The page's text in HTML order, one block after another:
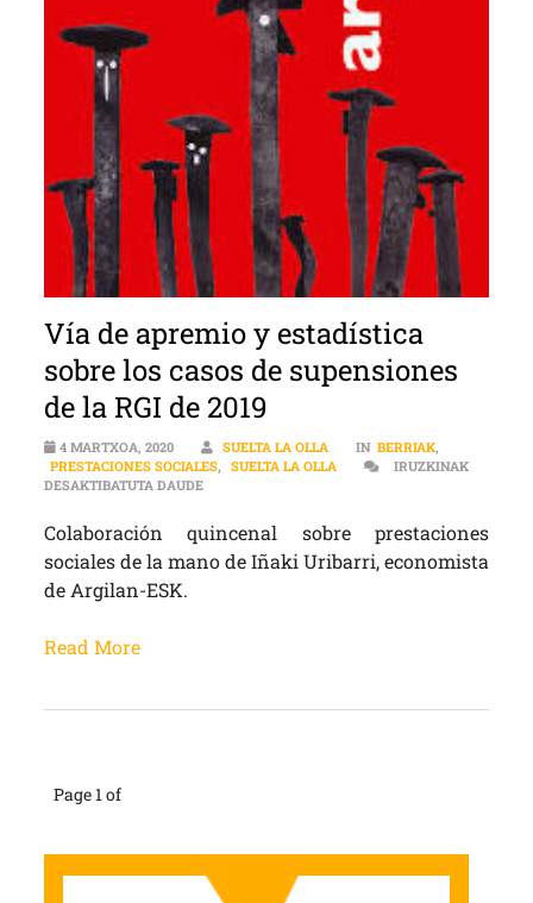
Vía de apremio y estadística
sobre los casos de supensiones
de la RGI de 2019
4 MARTXOA, 2020 SUELTA LA OLLA IN BERRIAK,
PRESTACIONES SOCIALES, SUELTA LA OLLA
IRUZKINAK
DESAKTIBATUTA DAUDEVÍA DE APREMIO Y ESTADÍSTICA SOBRE LOS
Colaboración quincenal sobre prestaciones
sociales de la mano de Iñaki Uribarri, economista
de Argilan-ESK.
Read More
Page 1 of